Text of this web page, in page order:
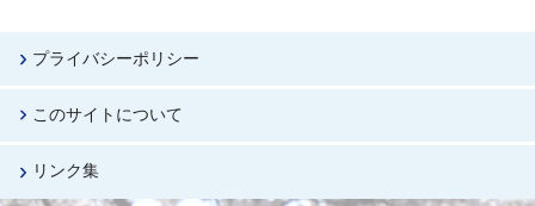
プライバシーポリシー
このサイトについて
リンク集